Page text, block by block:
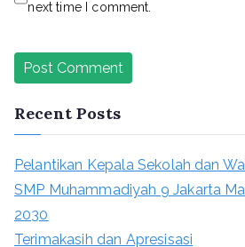
next time I comment.
Recent Posts
Pelantikan Kepala Sekolah dan
SMP Muhammadiyah 9 Jakarta
2030
Terimakasih dan Apresisasi